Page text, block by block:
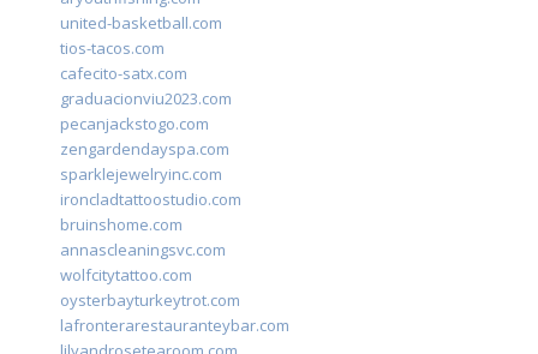
united-basketball.com
tios-tacos.com
cafecito-satx.com
graduacionviu2023.com
pecanjackstogo.com
zengardendayspa.com
sparklejewelryinc.com
ironcladtattoostudio.com
bruinshome.com
annascleaningsvc.com
wolfcitytattoo.com
oysterbayturkeytrot.com
lafronterarestauranteybar.com